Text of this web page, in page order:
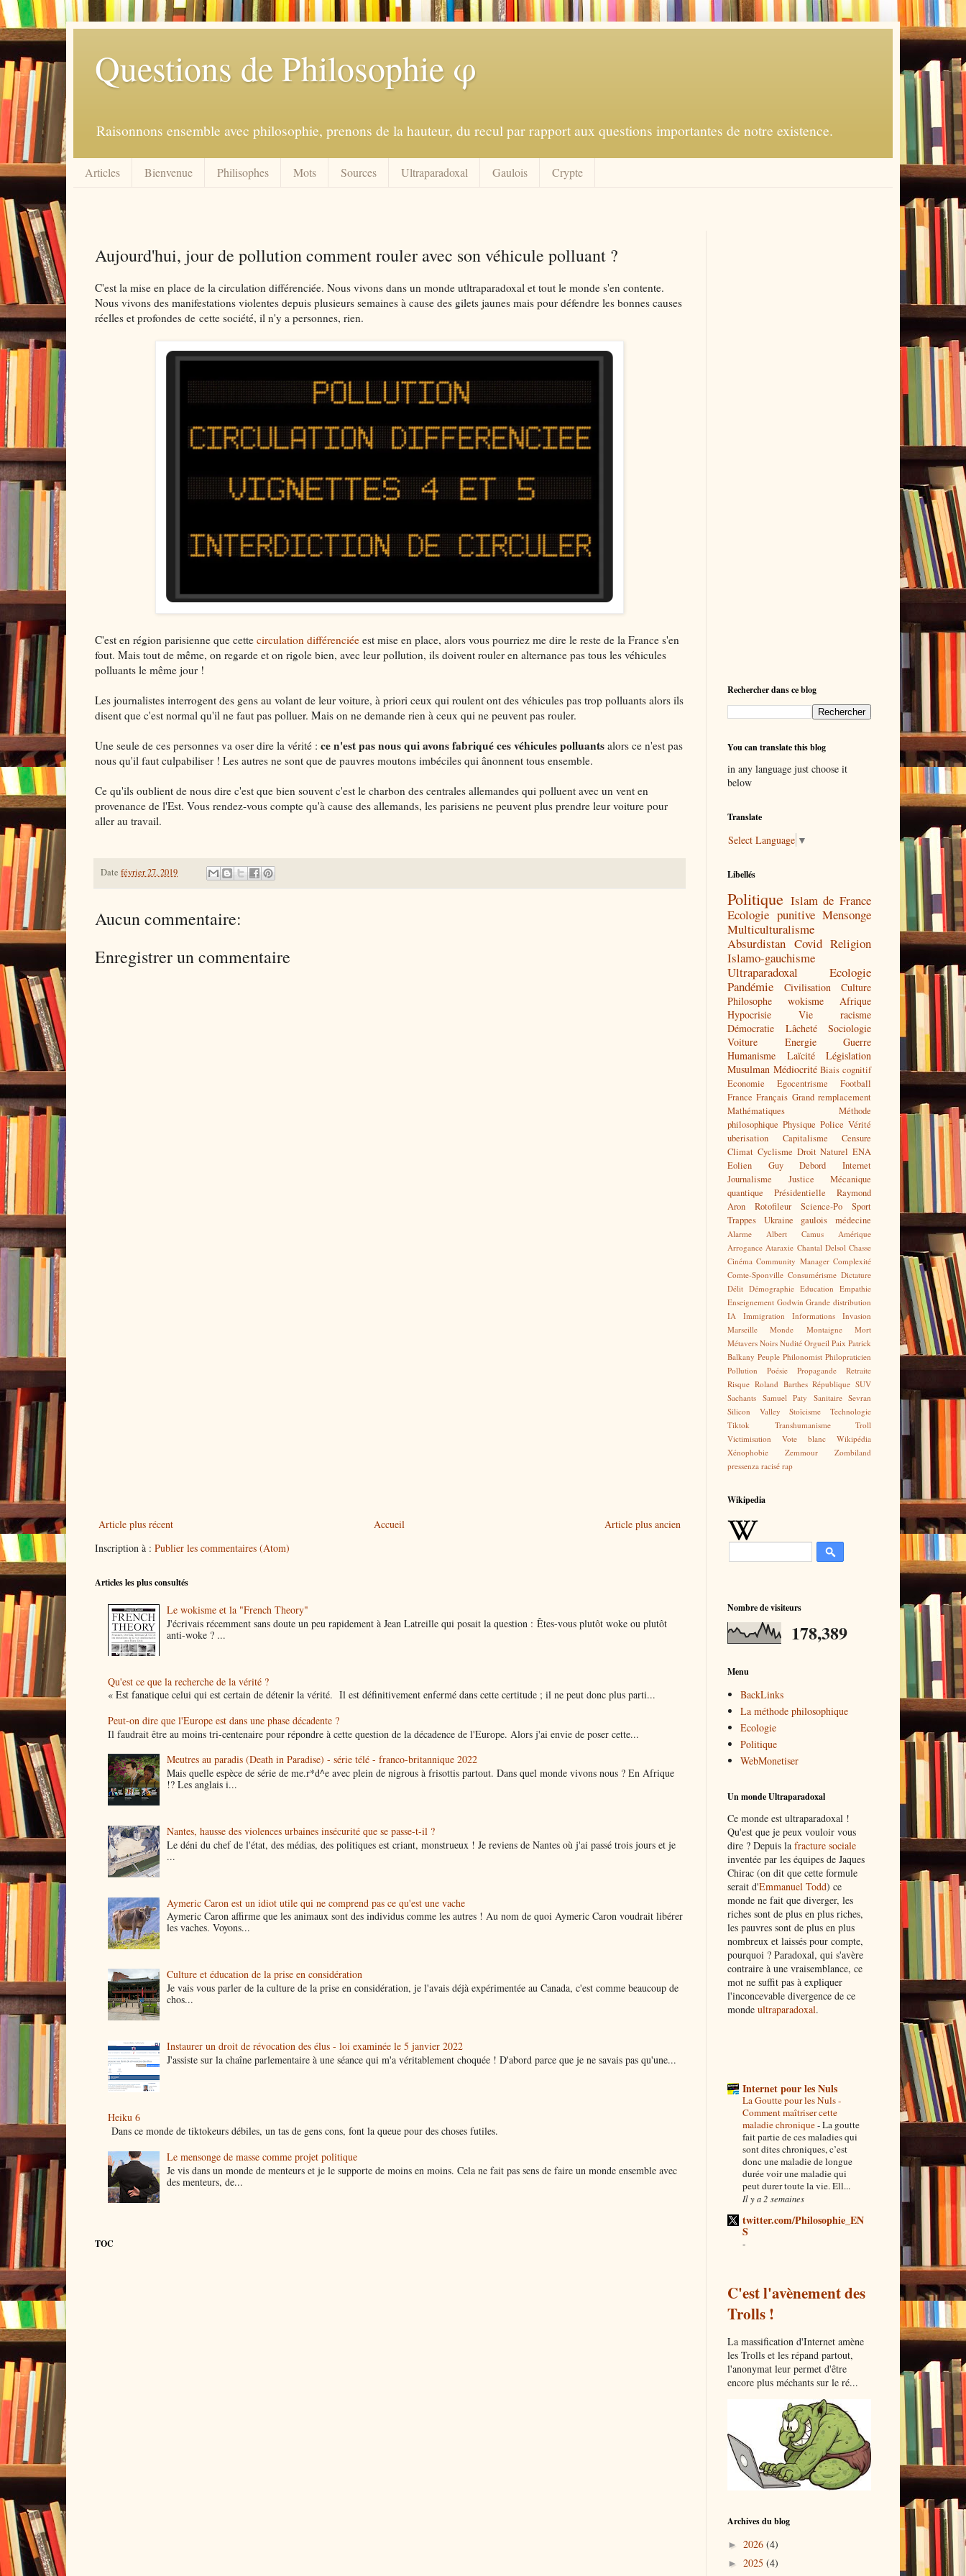
Questions de Philosophie φ
Raisonnons ensemble avec philosophie, prenons de la hauteur, du recul par rapport aux questions importantes de notre existence.
Articles Bienvenue Philisophes Mots Sources Ultraparadoxal Gaulois Crypte
Aujourd'hui, jour de pollution comment rouler avec son véhicule polluant ?
C'est la mise en place de la circulation différenciée. Nous vivons dans un monde utltraparadoxal et tout le monde s'en contente.
Nous vivons des manifestations violentes depuis plusieurs semaines à cause des gilets jaunes mais pour défendre les bonnes causes
réelles et profondes de cette société, il n'y a personnes, rien.
C'est en région parisienne que cette circulation différenciée est mise en place, alors vous pourriez me dire le reste de la France s'en
fout. Mais tout de même, on regarde et on rigole bien, avec leur pollution, ils doivent rouler en alternance pas tous les véhicules
polluants le même jour !
Les journalistes interrogent des gens au volant de leur voiture, à priori ceux qui roulent ont des véhicules pas trop polluants alors ils
disent que c'est normal qu'il ne faut pas polluer. Mais on ne demande rien à ceux qui ne peuvent pas rouler.
Une seule de ces personnes va oser dire la vérité : ce n'est pas nous qui avons fabriqué ces véhicules polluants alors ce n'est pas
nous qu'il faut culpabiliser ! Les autres ne sont que de pauvres moutons imbéciles qui ânonnent tous ensemble.
Ce qu'ils oublient de nous dire c'est que bien souvent c'est le charbon des centrales allemandes qui polluent avec un vent en
provenance de l'Est. Vous rendez-vous compte qu'à cause des allemands, les parisiens ne peuvent plus prendre leur voiture pour
aller au travail.
Date février 27, 2019
Aucun commentaire:
Enregistrer un commentaire
Article plus récent Article plus ancien
Accueil
Inscription à : Publier les commentaires (Atom)
Articles les plus consultés
Le wokisme et la "French Theory"
J'écrivais récemment sans doute un peu rapidement à Jean Latreille qui posait la question : Êtes-vous plutôt woke ou plutôt
anti-woke ? ...
Qu'est ce que la recherche de la vérité ?
« Est fanatique celui qui est certain de détenir la vérité. Il est définitivement enfermé dans cette certitude ; il ne peut donc plus parti...
Peut-on dire que l'Europe est dans une phase décadente ?
Il faudrait être au moins tri-centenaire pour répondre à cette question de la décadence de l'Europe. Alors j'ai envie de poser cette...
Meutres au paradis (Death in Paradise) - série télé - franco-britannique 2022
Mais quelle espèce de série de me.r*d^e avec plein de nigrous à frisottis partout. Dans quel monde vivons nous ? En Afrique
!? Les anglais i...
Nantes, hausse des violences urbaines insécurité que se passe-t-il ?
Le déni du chef de l'état, des médias, des politiques est criant, monstrueux ! Je reviens de Nantes où j'ai passé trois jours et je
...
Aymeric Caron est un idiot utile qui ne comprend pas ce qu'est une vache
Aymeric Caron affirme que les animaux sont des individus comme les autres ! Au nom de quoi Aymeric Caron voudrait libérer
les vaches. Voyons...
Culture et éducation de la prise en considération
Je vais vous parler de la culture de la prise en considération, je l'avais déjà expérimentée au Canada, c'est comme beaucoup de
chos...
Instaurer un droit de révocation des élus - loi examinée le 5 janvier 2022
J'assiste sur la chaîne parlementaire à une séance qui m'a véritablement choquée ! D'abord parce que je ne savais pas qu'une...
Heiku 6
Dans ce monde de tiktokeurs débiles, un tas de gens cons, font la queue pour des choses futiles.
Le mensonge de masse comme projet politique
Je vis dans un monde de menteurs et je le supporte de moins en moins. Cela ne fait pas sens de faire un monde ensemble avec
des menteurs, de...
TOC
Rechercher dans ce blog
You can translate this blog
in any language just choose it
below
Translate
Select Language ▼
Libellés
Politique Islam de France
Ecologie punitive Mensonge
Multiculturalisme
Absurdistan Covid Religion
Islamo-gauchisme
Ultraparadoxal
Ecologie
Pandémie
Civilisation
Culture
Philosophe
wokisme
Afrique
Hypocrisie
Vie
racisme
Démocratie
Lâcheté
Sociologie
Voiture
Energie
Guerre
Humanisme
Laïcité
Législation
Musulman Médiocrité Biais cognitif
Economie
Egocentrisme
Football
France Français Grand remplacement
Mathématiques
Méthode
philosophique Physique Police Vérité
uberisation
Capitalisme
Censure
Climat Cyclisme Droit Naturel ENA
Eolien
Guy Debord
Internet
Journalisme
Justice
Mécanique
quantique
Présidentielle
Raymond
Aron
Rotofileur Science-Po
Sport
Trappes
Ukraine gaulois médecine
Alarme Albert Camus
Amérique
Arrogance Ataraxie Chantal Delsol Chasse
Cinéma Community Manager Complexité
Comte-Sponville Consumérisme Dictature
Délit Démographie Education Empathie
Enseignement Godwin Grande distribution
IA
Immigration Informations
Invasion
Marseille
Monde Montaigne
Mort
Métavers Noirs Nudité Orgueil Paix Patrick
Balkany Peuple Philonomist Philopraticien
Pollution
Poésie Propagande
Retraite
Risque Roland Barthes République SUV
Sachants Samuel Paty Sanitaire Sevran
Silicon Valley
Stoïcisme
Technologie
Tiktok
Transhumanisme
Troll
Victimisation
Vote blanc
Wikipédia
Xénophobie
Zemmour
Zombiland
pressenza racisé rap
Wikipedia
Nombre de visiteurs
178,389
Menu
BackLinks
La méthode philosophique
Ecologie
Politique
WebMonetiser
Un monde Ultraparadoxal
Ce monde est ultraparadoxal !
Qu'est que je peux vouloir vous
dire ? Depuis la fracture sociale
inventée par les équipes de Jaques
Chirac (on dit que cette formule
serait d'Emmanuel Todd) ce
monde ne fait que diverger, les
riches sont de plus en plus riches,
les pauvres sont de plus en plus
nombreux et laissés pour compte,
pourquoi ? Paradoxal, qui s'avère
contraire à une vraisemblance, ce
mot ne suffit pas à expliquer
l'inconcevable divergence de ce
monde ultraparadoxal.
Internet pour les Nuls
La Goutte pour les Nuls -
Comment maîtriser cette
maladie chronique-La goutte
fait partie de ces maladies qui
sont dites chroniques, c’est
donc une maladie de longue
durée voir une maladie qui
peut durer toute la vie. Ell...
Il y a 2 semaines
twitter.com/Philosophie_EN
S
-
C'est l'avènement des
Trolls !
La massification d'Internet amène
les Trolls et les répand partout,
l'anonymat leur permet d'être
encore plus méchants sur le ré...
Archives du blog
► 2026 (4)
► 2025 (4)